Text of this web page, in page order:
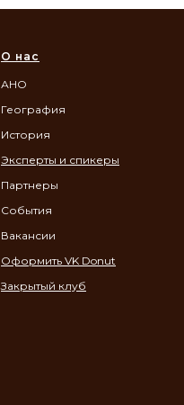
О нас
АНО
География
История
Эксперты и спикеры
Партнеры
События
Вакансии
Оформить VK Donut
Закрытый клуб